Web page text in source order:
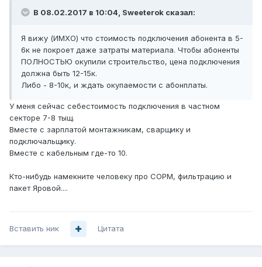
В 08.02.2017 в 10:04, Sweeterok сказал:
Я вижу (ИМХО) что стоимость подключения абонента в 5-
6к не покроет даже затраты материала. Чтобы абоненты
ПОЛНОСТЬЮ окупили строительство, цена подключения
должна быть 12-15к.
Либо - 8-10к, и ждать окупаемости с абонплаты.
У меня сейчас себестоимость подключения в частном
секторе 7-8 тыщ.
Вместе с зарплатой монтажникам, сварщику и
подключальщику.
Вместе с кабельным где-то 10.
Кто-нибудь намекните человеку про СОРМ, фильтрацию и
пакет Яровой....
Вставить ник Цитата